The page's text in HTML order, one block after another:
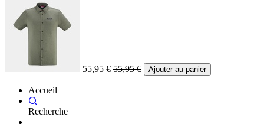
55,95 € 55,95€ Ajouter au panier
Accueil
Recherche